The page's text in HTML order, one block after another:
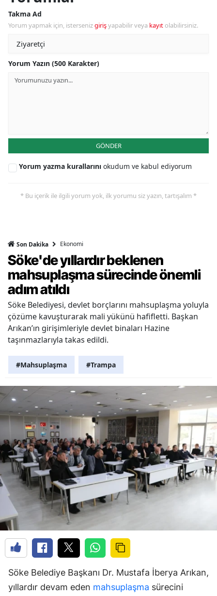
Takma Ad
Yorum yapmak için, istersenizgirişyapabilir veya kayıt olabilirsiniz.
Yorum Yazın (500 Karakter)
GÖNDER
Yorum yazma kurallarını okudum ve kabul ediyorum
* Bu içerik ile ilgili yorum yok, ilk yorumu siz yazın, tartışalım *
Son Dakika Ekonomi
Söke'de yıllardır beklenen
mahsuplaşma sürecinde önemli
adım atıldı
Söke Belediyesi, devlet borçlarını mahsuplaşma yoluyla
çözüme kavuşturarak mali yükünü hafifletti. Başkan
Arıkan’ın girişimleriyle devlet binaları Hazine
taşınmazlarıyla takas edildi.
#Mahsuplaşma #Trampa
Söke Belediye Başkanı Dr. Mustafa İberya Arıkan,
yıllardır devam eden mahsuplaşma sürecini